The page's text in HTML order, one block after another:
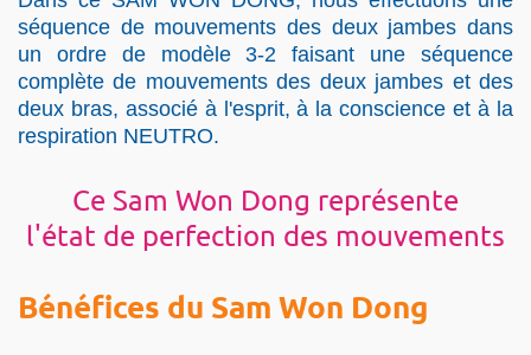
séquence de mouvements des deux jambes dans
un ordre de modèle 3-2 faisant une séquence
complète de mouvements des deux jambes et des
deux bras, associé à l'esprit, à la conscience et à la
respiration NEUTRO.
Ce Sam Won Dong représente
l'état de perfection des mouvements
Bénéfices du Sam Won Dong